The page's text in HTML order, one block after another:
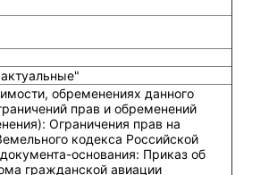
обременениях данного
прав и обременений
Ограничения прав на
кодекса Российской
основания: Приказ об
гражданской авиации